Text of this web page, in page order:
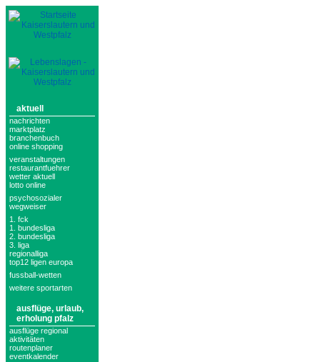
aktuell
nachrichten
marktplatz
branchenbuch
online shopping
veranstaltungen
restaurantfuehrer
wetter aktuell
lotto online
psychosozialer
wegweiser
1. fck
1. bundesliga
2. bundesliga
3. liga
regionalliga
top12 ligen europa
fussball-wetten
weitere sportarten
ausflüge, urlaub,
erholung pfalz
ausflüge regional
aktivitäten
routenplaner
eventkalender